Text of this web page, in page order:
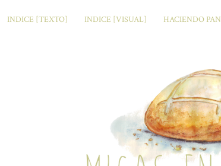
INDICE [TEXTO] INDICE [VISUAL] HACIENDO PAN